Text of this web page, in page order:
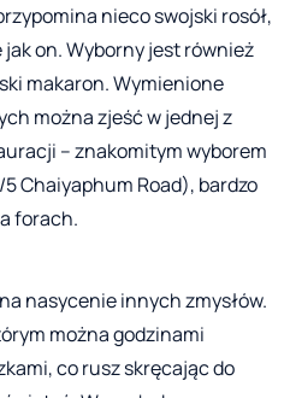
nieco swojski rosół,
on. Wyborny jest również
makaron. Wymienione
można zjeść w jednej z
– znakomitym wyborem
Chaiyaphum Road), bardzo
forach.
nasycenie innych zmysłów.
można godzinami
co rusz skręcając do